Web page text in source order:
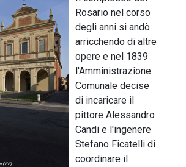
Rosario nel corso
degli anni si andò
arricchendo di altre
opere e nel 1839
l'Amministrazione
Comunale decise
di incaricare il
pittore Alessandro
Candi e l'ingenere
Stefano Ficatelli di
coordinare il